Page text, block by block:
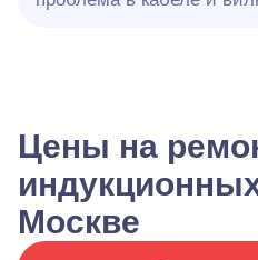
Цены на
Москве